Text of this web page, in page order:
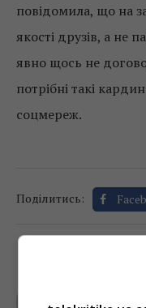
повідомила, що на
якості друзів, а не
явно щось не
потрібні такі
соцмереж.
Поділитись: